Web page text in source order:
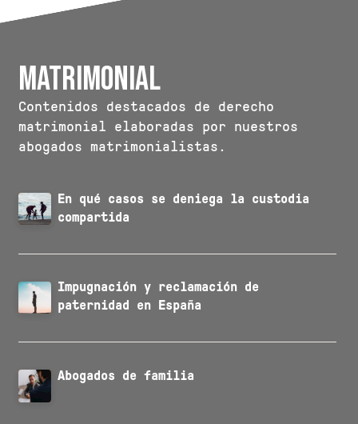
Matrimonial
Contenidos destacados de derecho
matrimonial elaboradas por nuestros
abogados matrimonialistas.
En qué casos se deniega la custodia
compartida
Impugnación y reclamación de
paternidad en España
Abogados de familia